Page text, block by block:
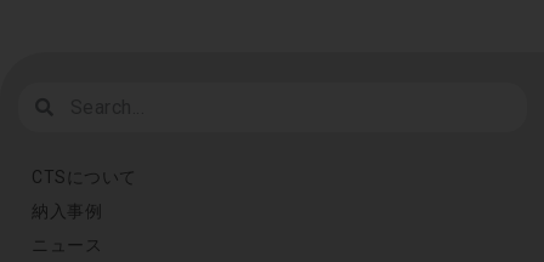
CTSについて
納入事例
ニュース